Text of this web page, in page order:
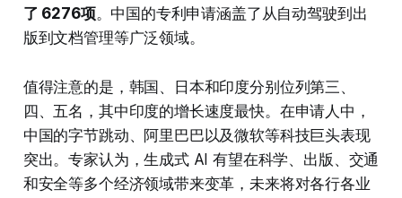
了 6276项。中国的专利申请涵盖了从自动驾驶到出
版到文档管理等广泛领域。
值得注意的是，韩国、日本和印度分别位列第三、
四、五名，其中印度的增长速度最快。在申请人中，
中国的字节跳动、阿里巴巴以及微软等科技巨头表现
突出。专家认为，生成式 AI 有望在科学、出版、交通
和安全等多个经济领域带来变革，未来将对各行各业